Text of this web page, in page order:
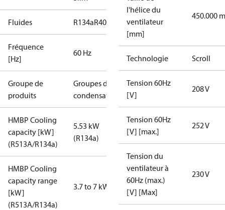
Fluides R134aR404A R448AR449AR452A
Fréquence
[Hz]
60 Hz
Groupe de
produits
Groupes de
condensation
HMBP Cooling
capacity [kW]
(R513A/R134a)
5.53 kW
(R134a)
HMBP Cooling
capacity range
[kW]
(R513A/R134a)
3.7 to 7 kW
l'hélice du
ventilateur
[mm]
450.000
Technologie Scroll
Tension 60Hz
[V]
208 V
Tension 60Hz
[V] [max.]
252 V
Tension du
ventilateur à
60Hz (max.)
[V] [Max]
230 V